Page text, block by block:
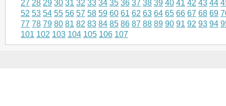
27 28 29 30 31 32 33 34 35 36 37 38 39 40 41 42 43 44
52 53 54 55 56 57 58 59 60 61 62 63 64 65 66 67 68 69
77 78 79 80 81 82 83 84 85 86 87 88 89 90 91 92 93 94
101 102 103 104 105 106 107